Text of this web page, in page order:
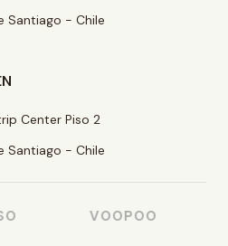
Santiago - Chile
Center Piso 2
Santiago - Chile
VOOPOO